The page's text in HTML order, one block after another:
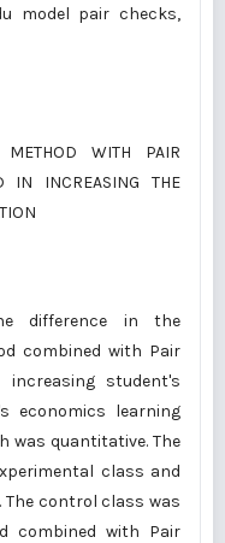
model pair checks,
METHOD WITH PAIR
IN INCREASING THE
difference in the
combined with Pair
student's
economics learning
was quantitative. The
class and
The control class was
combined with Pair